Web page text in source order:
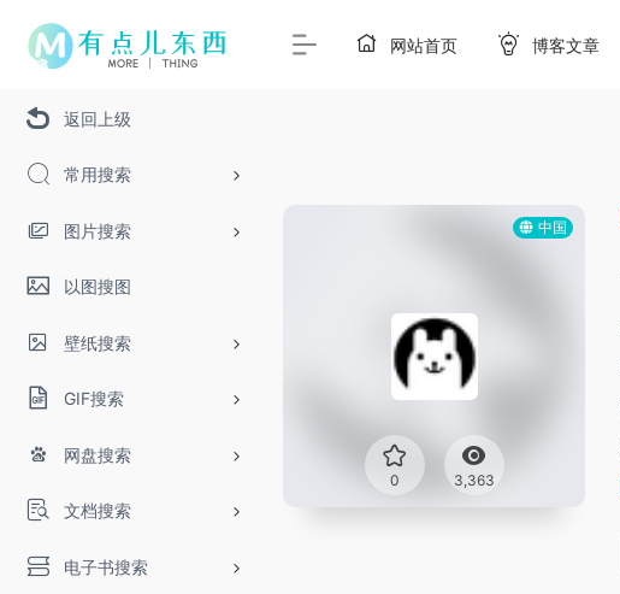
返回上级
常用搜索
图片搜索
以图搜图
壁纸搜索
GIF搜索
网盘搜索
文档搜索
电子书搜索
网站首页 博客文章
中国
0 3,363